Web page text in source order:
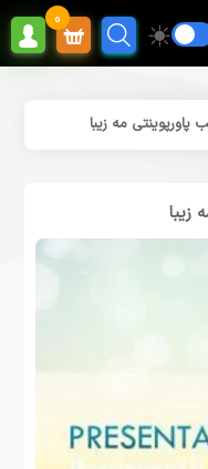
0
پاورپوینتی مه زیبا
زیبا